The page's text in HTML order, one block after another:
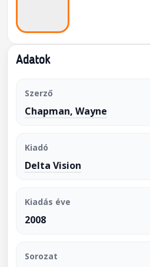
Adatok
Szerző
Chapman, Wayne
Kiadó
Delta Vision
Kiadás éve
2008
Sorozat